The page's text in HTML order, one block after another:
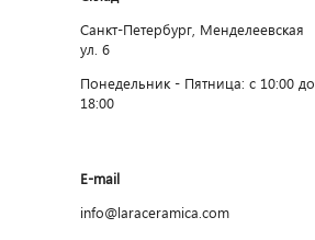
Санкт-Петербург, Менделеевская
ул. 6
Понедельник - Пятница: c 10:00 до
18:00
E-mail
info@laraceramica.com